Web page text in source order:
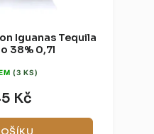
Iguanas Tequila
38% 0,7l
(3 KS)
Kč